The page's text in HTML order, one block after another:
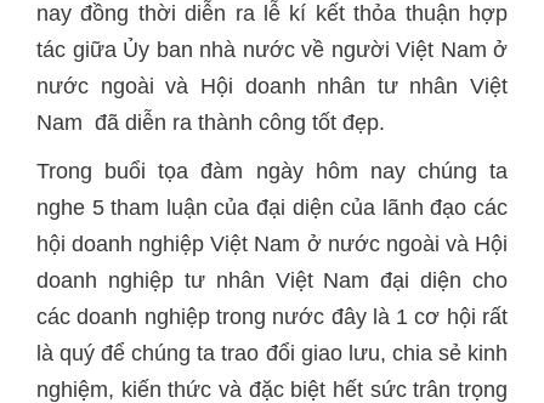
nay đồng thời diễn ra lễ kí kết thỏa thuận hợp
tác giữa Ủy ban nhà nước về người Việt Nam ở
nước ngoài và Hội doanh nhân tư nhân Việt
Nam đã diễn ra thành công tốt đẹp.
Trong buổi tọa đàm ngày hôm nay chúng ta
nghe 5 tham luận của đại diện của lãnh đạo các
hội doanh nghiệp Việt Nam ở nước ngoài và Hội
doanh nghiệp tư nhân Việt Nam đại diện cho
các doanh nghiệp trong nước đây là 1 cơ hội rất
là quý để chúng ta trao đổi giao lưu, chia sẻ kinh
nghiệm, kiến thức và đặc biệt hết sức trân trọng